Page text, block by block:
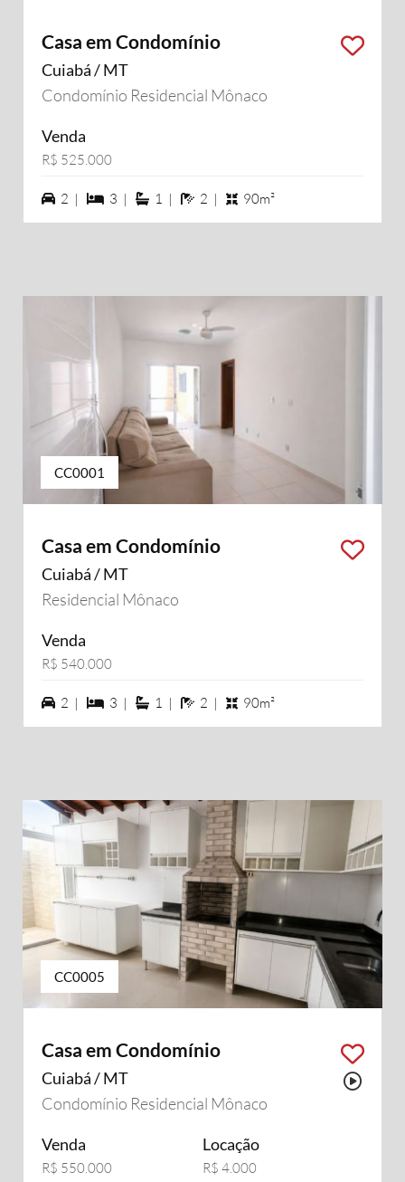
Casa em Condomínio
Cuiabá / MT
Condomínio Residencial Mônaco
Venda
R$ 525.000
2 vagas na garagem
2 | 3 dormiórios
3 | 1 suítes
1 | 2 banheiros
2 | 90m²
CC0001
Casa em Condomínio
Cuiabá / MT
Residencial Mônaco
Venda
R$ 540.000
2 vagas na garagem
2 | 3 dormiórios
3 | 1 suítes
1 | 2 banheiros
2 | 90m²
CC0005
Casa em Condomínio
Cuiabá / MT
Condomínio Residencial Mônaco
Venda
R$ 550.000
Locação
R$ 4.000